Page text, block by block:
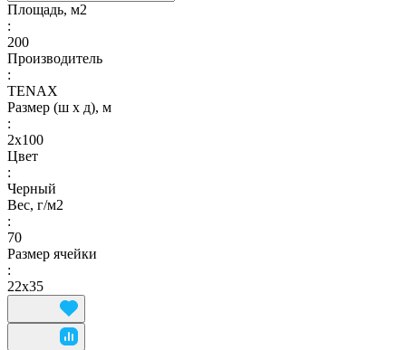
Площадь, м2
:
200
Производитель
:
TENAX
Размер (ш х д), м
:
2х100
Цвет
:
Черный
Вес, г/м2
:
70
Размер ячейки
:
22х35